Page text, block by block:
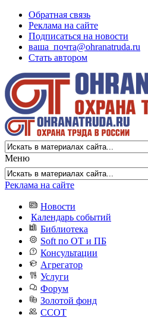
Обратная связь
Реклама на сайте
Подписаться на новости
ваша_почта@ohranatruda.ru
Стать автором
Меню
Реклама на сайте
Новости
Календарь событий
Библиотека
Soft по ОТ и ПБ
Консультации
Агрегатор
Услуги
Форум
Золотой фонд
ССОТ